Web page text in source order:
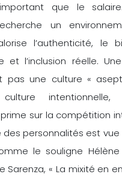
que le
un
l’authenticité, le
et l’inclusion réelle.
pas une culture «
sur la compétition
des personnalités est
le souligne
Sarenza, « La mixité en